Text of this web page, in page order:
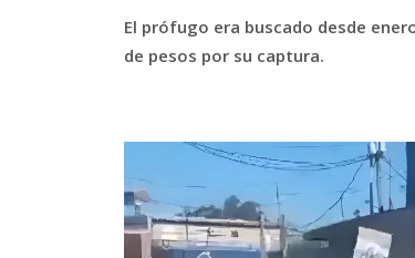
El prófugo era buscado desde
de pesos por su captura.